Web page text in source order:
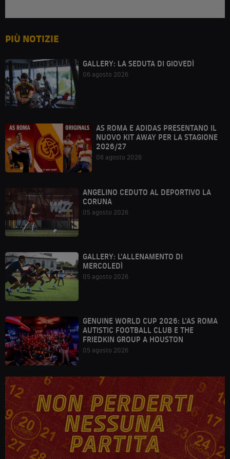
PIÙ NOTIZIE
GALLERY: LA SEDUTA DI GIOVEDÌ
06 agosto 2026
AS ROMA E ADIDAS PRESENTANO IL
NUOVO KIT AWAY PER LA STAGIONE
2026/27
06 agosto 2026
ANGELINO CEDUTO AL DEPORTIVO LA
CORUNA
05 agosto 2026
GALLERY: L'ALLENAMENTO DI
MERCOLEDÌ
05 agosto 2026
GENUINE WORLD CUP 2026: L'AS ROMA
AUTISTIC FOOTBALL CLUB E THE
FRIEDKIN GROUP A HOUSTON
05 agosto 2026